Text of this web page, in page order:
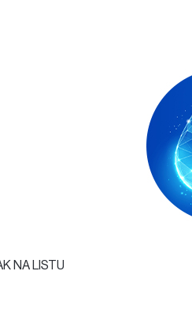
NA LISTU